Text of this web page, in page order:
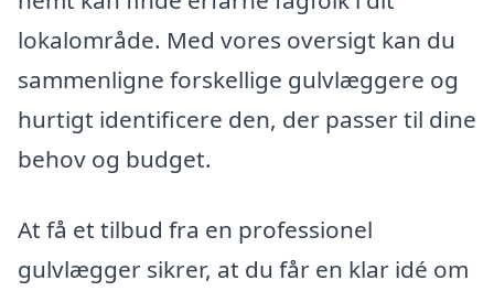
lokalområde. Med vores oversigt kan du
sammenligne forskellige gulvlæggere og
hurtigt identificere den, der passer til dine
behov og budget.
At få et tilbud fra en professionel
gulvlægger sikrer, at du får en klar idé om